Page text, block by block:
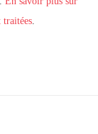
traitées.